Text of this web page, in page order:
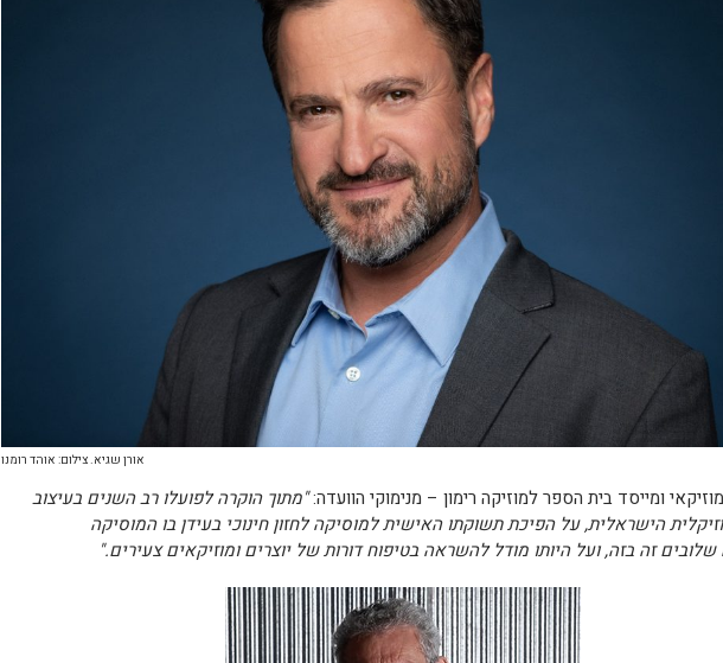
אורן שגיא. צילום: אוהד רומנו
ומייסד בית הספר למוזיקה רימון – מנימוקי הוועדה:"מתוך הוקרה לפועלו רב השנים בעיצוב
הישראלית, על הפיכת תשוקתו האישית למוסיקה לחזון חינוכי בעידן בו המוסיקה
שלובים זה בזה, ועל היותו מודל להשראה בטיפוח דורות של יוצרים ומוזיקאים צעירים."